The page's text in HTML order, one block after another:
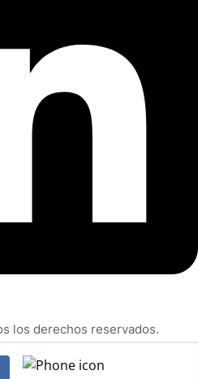
los derechos reservados.